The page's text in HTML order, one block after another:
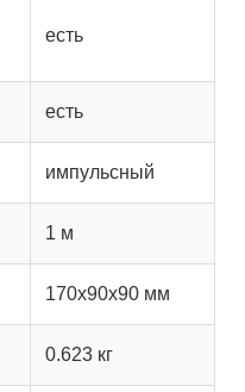
есть
есть
импульсный
1 м
170х90х90 мм
0.623 кг